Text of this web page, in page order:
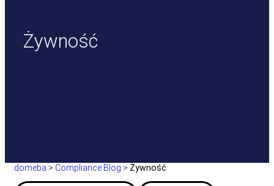
Żywność
domeba > Compliance Blog > Żywność